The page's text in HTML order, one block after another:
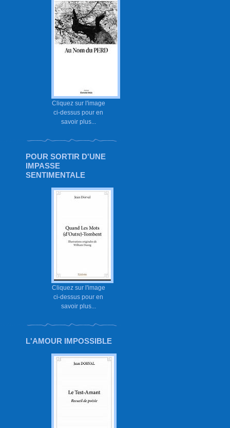
Cliquez sur l'image
ci-dessus pour en
savoir plus...
POUR SORTIR D'UNE
IMPASSE
SENTIMENTALE
Cliquez sur l'image
ci-dessus pour en
savoir plus...
L'AMOUR IMPOSSIBLE